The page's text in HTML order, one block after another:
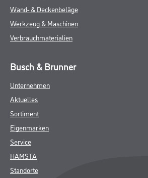
Wand- & Deckenbeläge
Werkzeug & Maschinen
Verbrauchmaterialien
Busch & Brunner
Unternehmen
Aktuelles
Sortiment
Eigenmarken
Service
HAMSTA
Standorte